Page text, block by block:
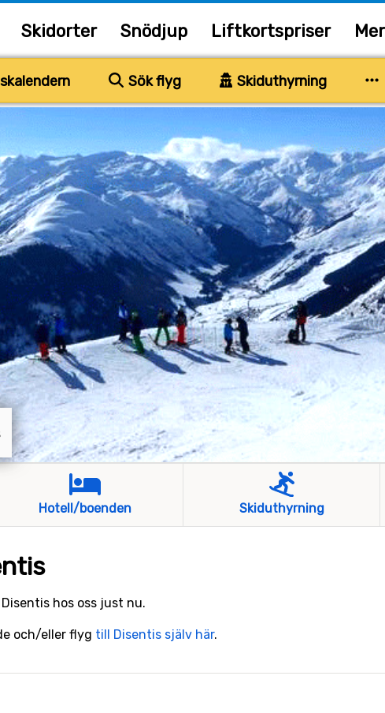
Skidorter Snödjup Liftkortspriser Mer
Sök flyg Skiduthyrning
Hotell/boenden Skiduthyrning
hos oss just nu.
och/eller flyg till Disentis själv här.